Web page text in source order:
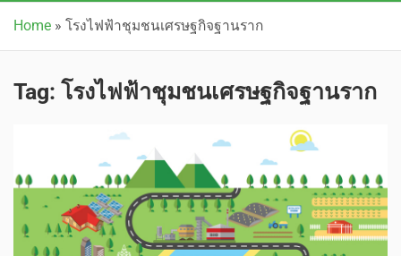
Home » โรงไฟฟ้าชุมชนเศรษฐกิจฐานราก
Tag: โรงไฟฟ้าชุมชนเศรษฐกิจฐานราก